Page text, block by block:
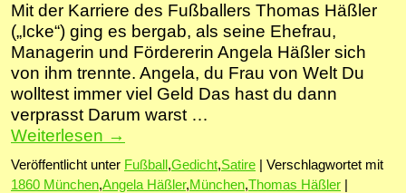
Mit der Karriere des Fußballers Thomas Häßler
(„Icke“) ging es bergab, als seine Ehefrau,
Managerin und Fördererin Angela Häßler sich
von ihm trennte. Angela, du Frau von Welt Du
wolltest immer viel Geld Das hast du dann
verprasst Darum warst …
Weiterlesen →
Veröffentlicht unter Fußball ,Gedicht,Satire
Verschlagwortet mit
1860 München,Angela Häßler,München,Thomas Häßler